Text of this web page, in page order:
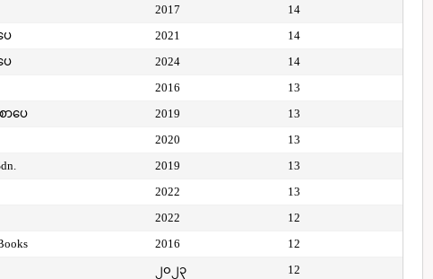
2017
14
ေ 2021
14
ေ 2024
14
2016
13
ပေ 2019
13
2020
13
2019
13
2022
13
2022
12
2016
12
၂၀၂၃
12